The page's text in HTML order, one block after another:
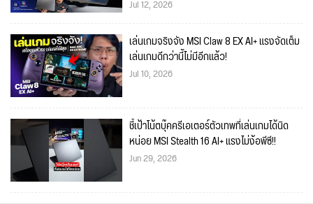
Jul 12, 2026
เล่นเกมจริงจัง MSI Claw 8 EX AI+ แรงจัดเต็ม
เล่นเกมดีกว่านี้ไม่มีอีกแล้ว!
Jul 10, 2026
ชี้เป้าโน้ตบุ๊คครีเอเตอร์ตัวเทพที่เล่นเกมได้นิด
หน่อย MSI Stealth 16 AI+ แรงไม่ง้อพีซี!!
Jun 29, 2026